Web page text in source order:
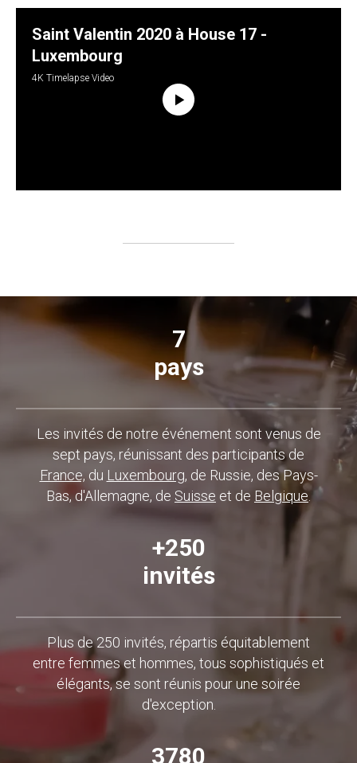
Saint Valentin 2020 à House 17 -
Luxembourg
4K Timelapse Video
7
pays
Les invités de notre événement sont venus de
sept pays, réunissant des participants de
France, du Luxembourg, de Russie, des Pays-
Bas, d'Allemagne, de Suisse et de Belgique.
+250
invités
Plus de 250 invités, répartis équitablement
entre femmes et hommes, tous sophistiqués et
élégants, se sont réunis pour une soirée
d'exception.
3780